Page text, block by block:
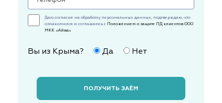
Даю согласие на обработку персональных данных, подтверждаю, что
ознакомился и соглашаюсь с Положением о защите ПД клиентов ООО
МКК «Айва»
Вы из Крыма? Да Нет
ПОЛУЧИТЬ ЗАЁМ